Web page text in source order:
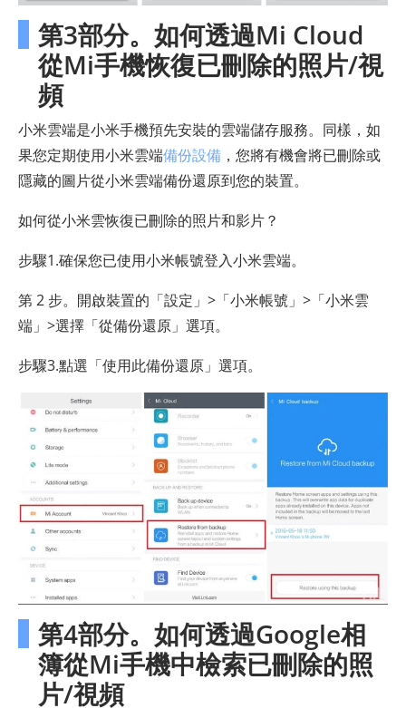
第3部分。如何透過Mi Cloud
從Mi手機恢復已刪除的照片/視
頻
小米雲端是小米手機預先安裝的雲端儲存服務。同樣，如
果您定期使用小米雲端備份設備 ，您將有機會將已刪除或
隱藏的圖片從小米雲端備份還原到您的裝置。
如何從小米雲恢復已刪除的照片和影片？
步驟1.確保您已使用小米帳號登入小米雲端。
第 2 步。開啟裝置的「設定」>「小米帳號」>「小米雲
端」>選擇「從備份還原」選項。
步驟3.點選「使用此備份還原」選項。
第4部分。如何透過Google相
簿從Mi手機中檢索已刪除的照
片/視頻